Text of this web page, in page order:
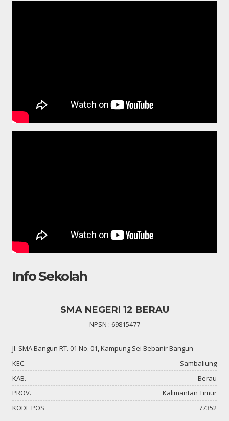
Info Sekolah
SMA NEGERI 12 BERAU
NPSN : 69815477
Jl. SMA Bangun RT. 01 No. 01, Kampung Sei Bebanir Bangun
KEC.
Sambaliung
KAB.
Berau
PROV.
Kalimantan Timur
KODE POS
77352